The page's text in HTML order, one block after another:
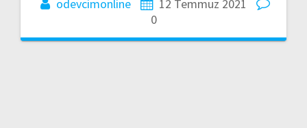
odevcimonline
12 Temmuz 2021
0